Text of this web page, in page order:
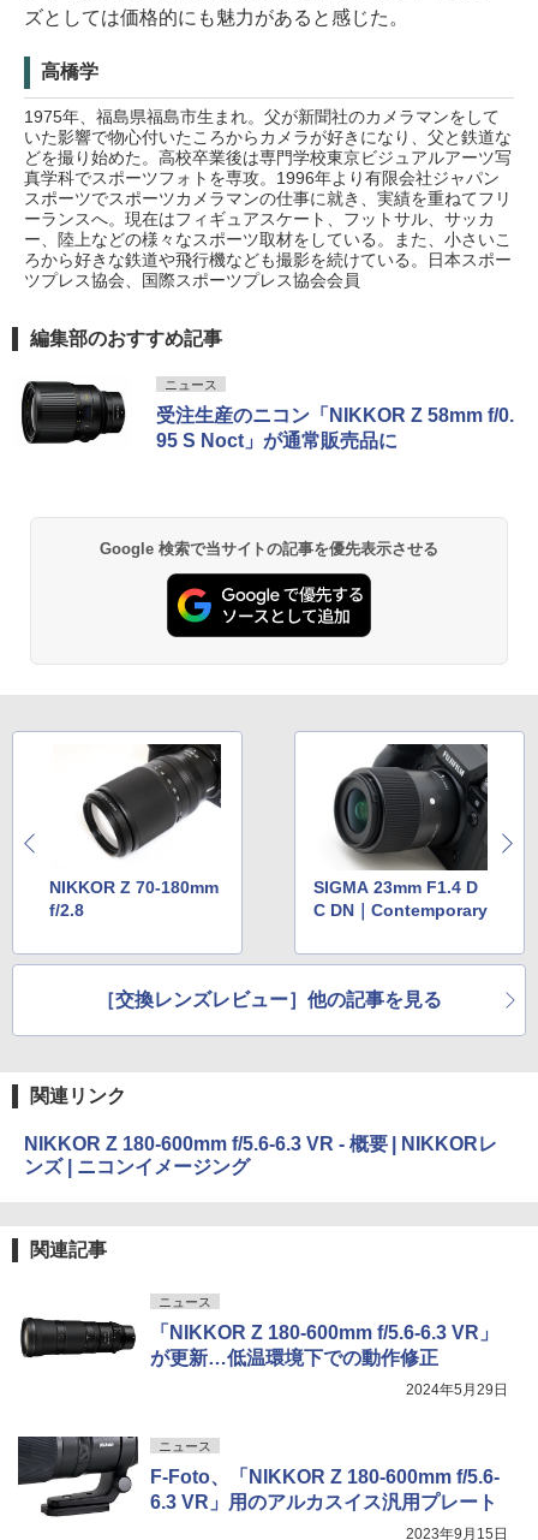
ズとしては価格的にも魅力があると感じた。
高橋学
1975年、福島県福島市生まれ。父が新聞社のカメラマンをして
いた影響で物心付いたころからカメラが好きになり、父と鉄道な
どを撮り始めた。高校卒業後は専門学校東京ビジュアルアーツ写
真学科でスポーツフォトを専攻。1996年より有限会社ジャパン
スポーツでスポーツカメラマンの仕事に就き、実績を重ねてフリ
ーランスへ。現在はフィギュアスケート、フットサル、サッカ
ー、陸上などの様々なスポーツ取材をしている。また、小さいこ
ろから好きな鉄道や飛行機なども撮影を続けている。日本スポー
ツプレス協会、国際スポーツプレス協会会員
編集部のおすすめ記事
ニュース
受注生産のニコン「NIKKOR Z 58mm f/0.
95 S Noct」が通常販売品に
Google 検索で当サイトの記事を優先表示させる
NIKKOR Z 70-180mm
f/2.8
SIGMA 23mm F1.4 D
C DN｜Contemporary
［交換レンズレビュー］他の記事を見る
関連リンク
NIKKOR Z 180-600mm f/5.6-6.3 VR - 概要 | NIKKORレ
ンズ | ニコンイメージング
関連記事
ニュース
「NIKKOR Z 180-600mm f/5.6-6.3 VR」
が更新…低温環境下での動作修正
2024年5月29日
ニュース
F-Foto、「NIKKOR Z 180-600mm f/5.6-
6.3 VR」用のアルカスイス汎用プレート
2023年9月15日